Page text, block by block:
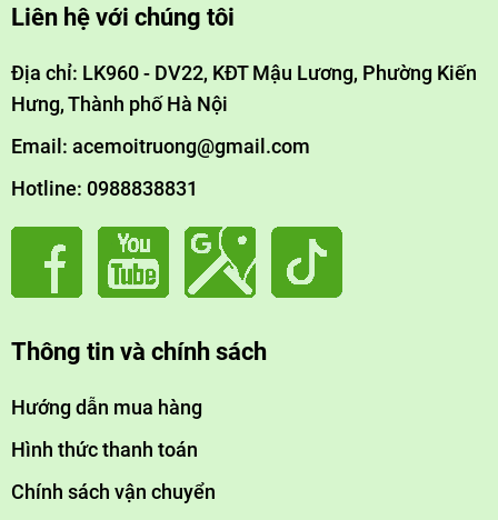
Liên hệ với chúng tôi
Địa chỉ: LK960 - DV22, KĐT Mậu Lương, Phường Kiến
Hưng, Thành phố Hà Nội
Email: acemoitruong@gmail.com
Hotline: 0988838831
Thông tin và chính sách
Hướng dẫn mua hàng
Hình thức thanh toán
Chính sách vận chuyển